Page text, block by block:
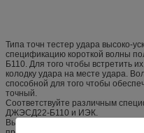
Типа точн тестер удара высоко-
спецификацию короткой волны
Б110. Для того чтобы встретить
колодку удара на месте удара.
способной для того чтобы
точный.
Соответствуйте различным
ДЖЭСД22-Б110 и ИЭК.
Высокая повторимость на